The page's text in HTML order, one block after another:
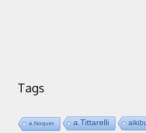
Tags
a.Noquet a.Tittarelli